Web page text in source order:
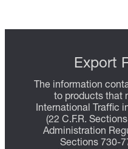
Export
The information
to products that
International Traffic
(22 C.F.R.
Administration
Sections 730-